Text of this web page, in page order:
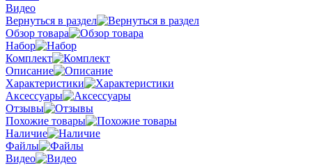
Видео
Вернуться в раздел
Обзор товара
Набор
Комплект
Описание
Характеристики
Аксессуары
Отзывы
Похожие товары
Наличие
Файлы
Видео